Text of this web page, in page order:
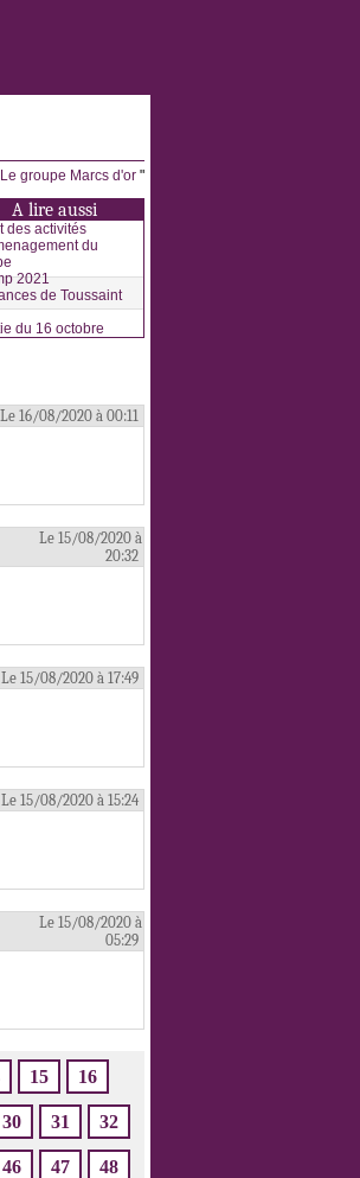
Le groupe Marcs d'or "
A lire aussi
des activités
du
2021
de Toussaint
du 16 octobre
Le 16/08/2020 à 00:11
Le 15/08/2020 à
20:32
Le 15/08/2020 à 17:49
Le 15/08/2020 à 15:24
Le 15/08/2020 à
05:29
15 16
30 31 32
46 47 48